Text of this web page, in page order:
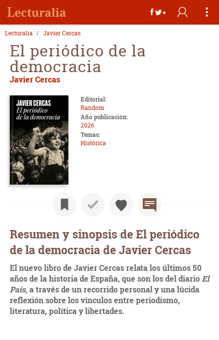
Lecturalia Javier Cercas
El periódico de la
democracia
Javier Cercas
Editorial:
Random
Año publicación:
2026
Temas:
Histórica
Resumen y sinopsis de El periódico
de la democracia de Javier Cercas
El nuevo libro de Javier Cercas relata los últimos 50
años de la historia de España, que son los del diario El
País,a través de un recorrido personal y una lúcida
reflexión sobre los vínculos entre periodismo,
literatura, política y libertades.